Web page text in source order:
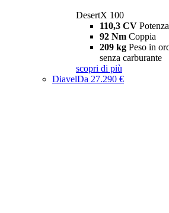
DesertX 100
110,3 CV Potenza
92 Nm Coppia
209 kg Peso in
senza carburante
scopri di più
DiavelDa 27.290 €